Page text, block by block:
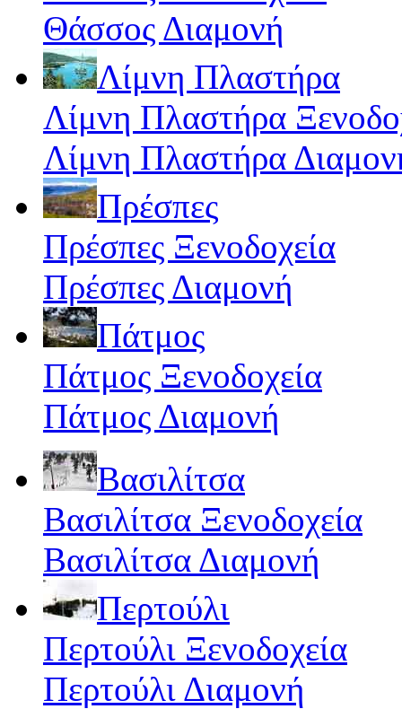
Θάσσος Διαμονή
Λίμνη Πλαστήρα
Λίμνη Πλαστήρα
Λίμνη Πλαστήρα
Πρέσπες
Πρέσπες Ξενοδοχεία
Πρέσπες Διαμονή
Πάτμος
Πάτμος Ξενοδοχεία
Πάτμος Διαμονή
Βασιλίτσα
Βασιλίτσα Ξενοδοχεία
Βασιλίτσα Διαμονή
Περτούλι
Περτούλι Ξενοδοχεία
Περτούλι Διαμονή